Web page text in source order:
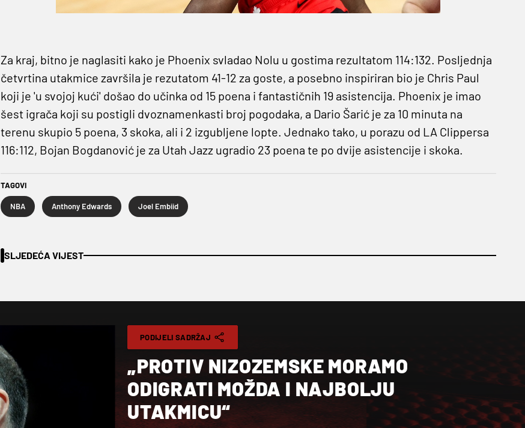
Za kraj, bitno je naglasiti kako je Phoenix svladao Nolu u gostima rezultatom 114:132. Posljednja
četvrtina utakmice završila je rezutatom 41-12 za goste, a posebno inspiriran bio je Chris Paul
koji je 'u svojoj kući' došao do učinka od 15 poena i fantastičnih 19 asistencija. Phoenix je imao
šest igrača koji su postigli dvoznamenkasti broj pogodaka, a Dario Šarić je za 10 minuta na
terenu skupio 5 poena, 3 skoka, ali i 2 izgubljene lopte. Jednako tako, u porazu od LA Clippersa
116:112, Bojan Bogdanović je za Utah Jazz ugradio 23 poena te po dvije asistencije i skoka.
TAGOVI
NBA Anthony Edwards Joel Embiid
SLJEDEĆA VIJEST
PODIJELI SADRŽAJ
„PROTIV NIZOZEMSKE MORAMO
ODIGRATI MOŽDA I NAJBOLJU
UTAKMICU“